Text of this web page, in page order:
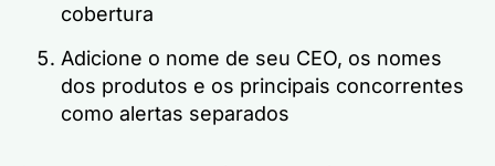
cobertura
Adicione o nome de seu CEO, os nomes
dos produtos e os principais concorrentes
como alertas separados